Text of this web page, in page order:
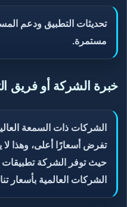
تحديثات التطبيق ودعم
مستمرة.
خبرة الشركة أو فريق
الشركات ذات السمعة
تفرض أسعارًا أعلى، وهذا
حيث توفر الشركة تطبيقات
الشركات العالمية بأسعار